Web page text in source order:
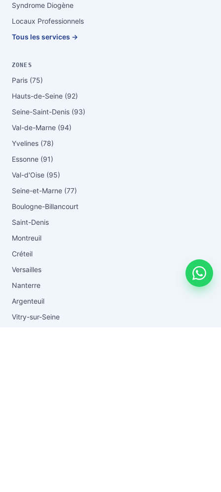
Syndrome Diogène
Locaux Professionnels
Tous les services →
ZONES
Paris (75)
Hauts-de-Seine (92)
Seine-Saint-Denis (93)
Val-de-Marne (94)
Yvelines (78)
Essonne (91)
Val-d'Oise (95)
Seine-et-Marne (77)
Boulogne-Billancourt
Saint-Denis
Montreuil
Créteil
Versailles
Nanterre
Argenteuil
Vitry-sur-Seine